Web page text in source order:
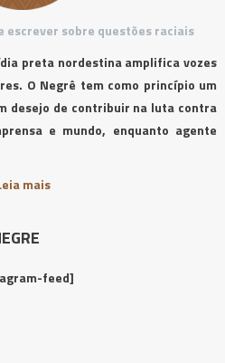
escrever sobre questões raciais
preta nordestina amplifica vozes
O Negrê tem como princípio um
desejo de contribuir na luta contra
e mundo, enquanto agente
mais
feed]